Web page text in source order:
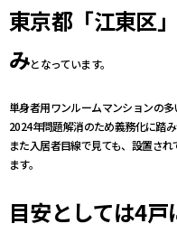
東京都「江東区
みとなっています。
単身者用ワンルームマンションの
2024年問題解消のため義務化に踏
また入居者目線で見ても、設置さ
ます。
目安としては4